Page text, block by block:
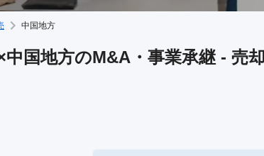
中国地方
中国地方のM&A・事業承継 - 売